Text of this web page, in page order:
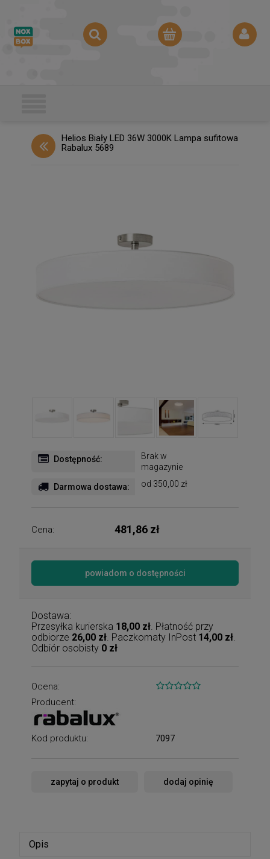
Helios Biały LED 36W 3000K Lampa sufitowa
Rabalux 5689
Dostępność:
Brak w
magazynie
Darmowa dostawa: od 350,00 zł
Cena: 481,86 zł
powiadom o dostępności
Dostawa:
Przesyłka kurierska 18,00 zł . Płatność przy
odbiorze 26,00 zł . Paczkomaty InPost 14,00 zł
Odbiór osobisty 0 zł
Ocena:
Producent:
Kod produktu: 7097
zapytaj o produkt dodaj opinię
Opis